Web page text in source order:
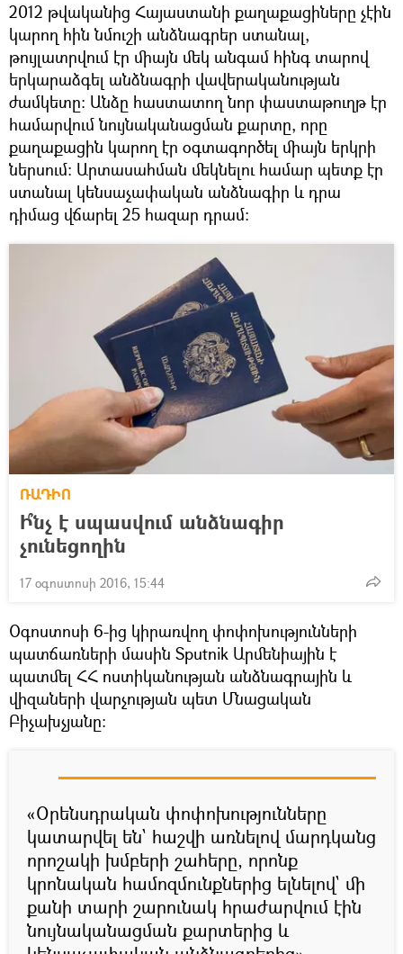
2012 թվականից Հայաստանի քաղաքացիները չէին
կարող հին նմուշի անձնագրեր ստանալ,
թույլատրվում էր միայն մեկ անգամ հինգ տարով
երկարաձգել անձնագրի վավերականության
ժամկետը: Անձը հաստատող նոր փաստաթուղթ էր
համարվում նույնականացման քարտը, որը
քաղաքացին կարող էր օգտագործել միայն երկրի
ներսում: Արտասահման մեկնելու համար պետք էր
ստանալ կենսաչափական անձնագիր և դրա
դիմաց վճարել 25 հազար դրամ:
ՌԱԴԻՈ
Ի՞նչ է սպասվում անձնագիր
չունեցողին
17 օգոստոսի 2016, 15:44
Օգոստոսի 6-ից կիրառվող փոփոխությունների
պատճառների մասին Sputnik Արմենիային է
պատմել ՀՀ ոստիկանության անձնագրային և
վիզաների վարչության պետ Մնացական
Բիչախչյանը:
«Օրենսդրական փոփոխությունները
կատարվել են` հաշվի առնելով մարդկանց
որոշակի խմբերի շահերը, որոնք
կրոնական համոզմունքներից ելնելով` մի
քանի տարի շարունակ հրաժարվում էին
նույնականացման քարտերից և